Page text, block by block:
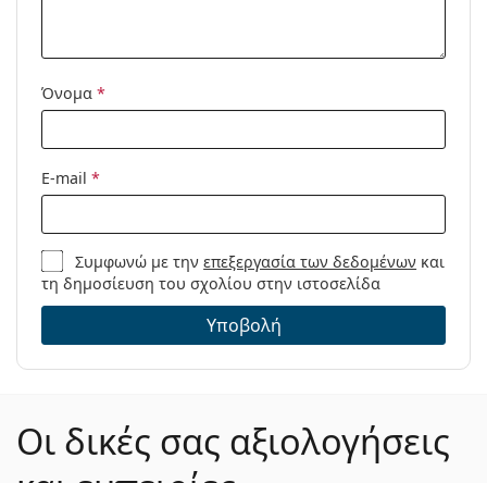
Όνομα *
E-mail *
Συμφωνώ με τηνεπεξεργασία των δεδομένων και
τη δημοσίευση του σχολίου στην ιστοσελίδα
Υποβολή
Οι δικές σας αξιολογήσεις